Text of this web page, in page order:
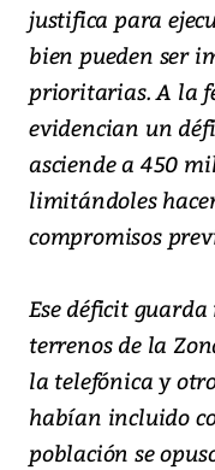
justifica para
bien pueden ser
prioritarias. A la
evidencian un
asciende a 450
limitándoles
compromisos
Ese déficit
terrenos de la
la telefónica y
habían incluido
población se